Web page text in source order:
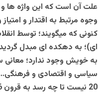
علت آن است که این واژه ها
وجوه مرتبط به اقتدار و
کنونی که میگویند؛ توسط
ای)؛ به دهکده ای مبدل
به خویش وجود ندارد؛ معانی